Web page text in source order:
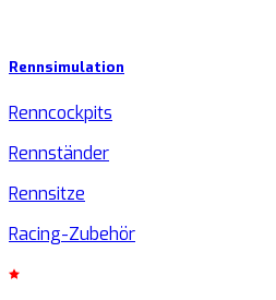
Rennsimulation
Renncockpits
Rennständer
Rennsitze
Racing-Zubehör